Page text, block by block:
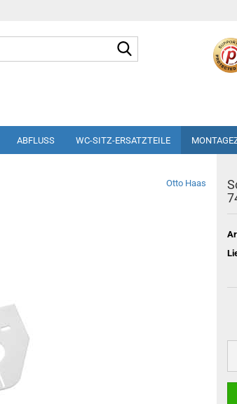
ABFLUSS WC-SITZ-ERSATZTEILE
Otto Haas